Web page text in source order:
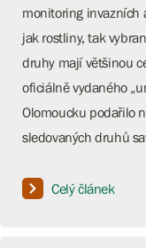
monitoring invazních
jak rostliny, tak
druhy mají většinou
oficiálně vydaného
Olomoucku podařilo
sledovaných druhů
Celý článek